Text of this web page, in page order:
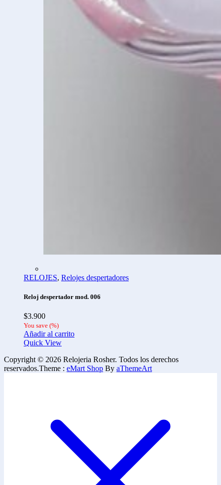
RELOJES, Relojes despertadores
Reloj despertador mod. 006
$3.900
You save (%)
Añadir al carrito
Quick View
Copyright © 2026 Relojeria Rosher. Todos los derechos
reservados.Theme : eMart Shop By aThemeArt